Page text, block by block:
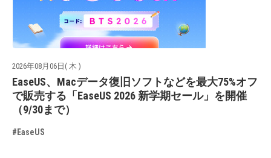
2026年08月06日( 木 )
EaseUS、Macデータ復旧ソフトなどを最大75%オフ
で販売する「EaseUS 2026 新学期セール」を開催
（9/30まで）
#EaseUS